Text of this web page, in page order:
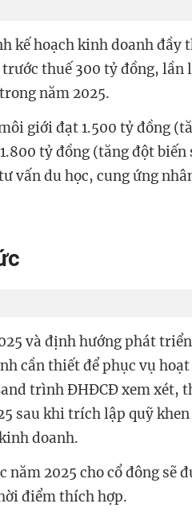
kế hoạch kinh doanh đầy
thuế 300 tỷ đồng, lần
năm 2025.
giới đạt 1.500 tỷ đồng
tỷ đồng (tăng đột biến
vấn du học, cung ứng
và định hướng phát
cần thiết để phục vụ
trình ĐHĐCĐ xem xét,
sau khi trích lập quỹ
doanh.
2025 cho cổ đông sẽ
điểm thích hợp.